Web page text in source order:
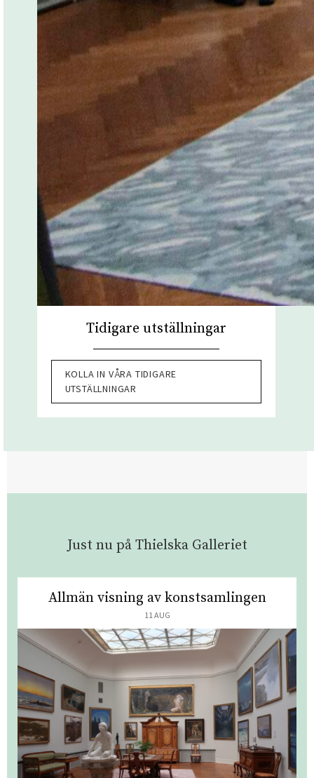
Tidigare utställningar
KOLLA IN VÅRA TIDIGARE
UTSTÄLLNINGAR
Just nu på Thielska Galleriet
Allmän visning av konstsamlingen
11 AUG